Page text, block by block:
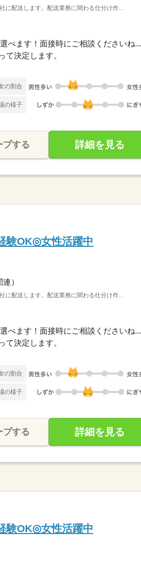
に配送します。配送業務に関わる仕分け作...
べます！面接時にご相談くださいね...
て決定します。
の割合
の様子
プする 詳細を見る
験OK◎女性活躍中
）
に配送します。配送業務に関わる仕分け作...
べます！面接時にご相談くださいね...
て決定します。
の割合
の様子
プする 詳細を見る
験OK◎女性活躍中